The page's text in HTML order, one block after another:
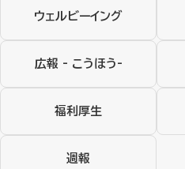
ウェルビーイング
広報 - こうほう-
福利厚生
週報